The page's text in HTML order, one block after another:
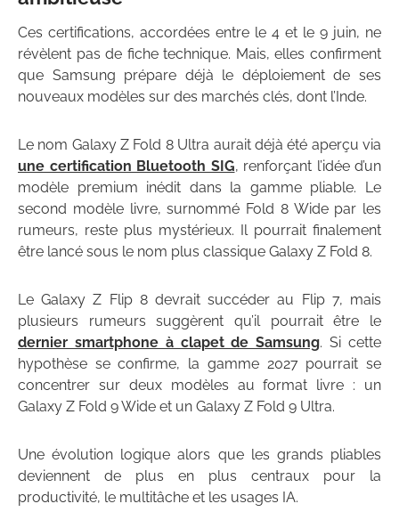
Ces certifications, accordées entre le 4 et le 9 juin, ne
révèlent pas de fiche technique. Mais, elles confirment
que Samsung prépare déjà le déploiement de ses
nouveaux modèles sur des marchés clés, dont l’Inde.
Le nom Galaxy Z Fold 8 Ultra aurait déjà été aperçu via
une certification Bluetooth SIG, renforçant l’idée d’un
modèle premium inédit dans la gamme pliable. Le
second modèle livre, surnommé Fold 8 Wide par les
rumeurs, reste plus mystérieux. Il pourrait finalement
être lancé sous le nom plus classique Galaxy Z Fold 8.
Le Galaxy Z Flip 8 devrait succéder au Flip 7, mais
plusieurs rumeurs suggèrent qu’il pourrait être le
dernier smartphone à clapet de Samsung. Si cette
hypothèse se confirme, la gamme 2027 pourrait se
concentrer sur deux modèles au format livre : un
Galaxy Z Fold 9 Wide et un Galaxy Z Fold 9 Ultra.
Une évolution logique alors que les grands pliables
deviennent de plus en plus centraux pour la
productivité, le multitâche et les usages IA.